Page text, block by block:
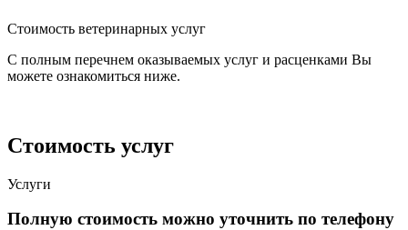
Стоимость ветеринарных услуг
С полным перечнем оказываемых услуг и расценками Вы
можете ознакомиться ниже.
Стоимость услуг
Услуги
Полную стоимость можно уточнить по телефону